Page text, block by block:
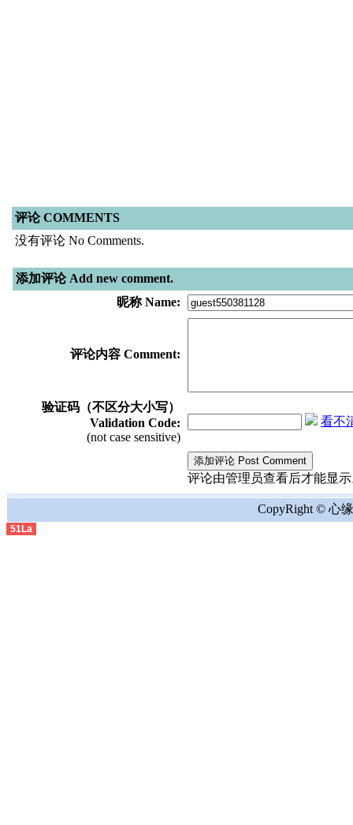
评论 COMMENTS
没有评论 No Comments.
添加评论 Add new comment.
昵称 Name:
评论内容 Comment:
验证码（不区分大小写）
Validation Code:
(not case sensitive)
看不
评论由管理员查看后才能显示
CopyRight © 心
51La